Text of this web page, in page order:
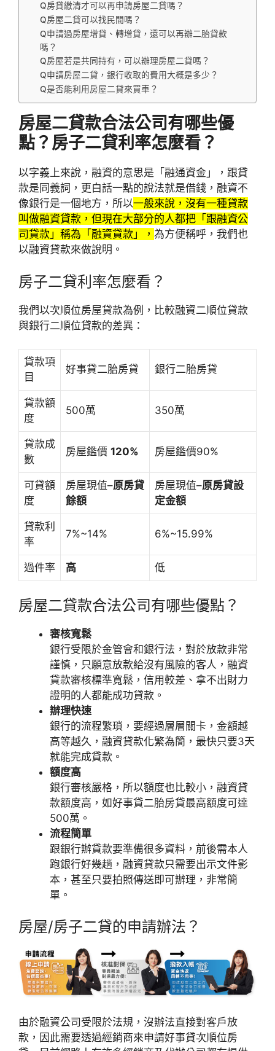
Q房貸繳清才可以再申請房屋二貸嗎？
Q房屋二貸可以找民間嗎？
Q申請過房屋增貸、轉增貸，還可以再辦二胎貸款
嗎？
Q房屋若是共同持有，可以辦理房屋二貸嗎？
Q申請房屋二貸，銀行收取的費用大概是多少？
Q是否能利用房屋二貸來買車？
房屋二貸款合法公司有哪些優
點？房子二貸利率怎麼看？
以字義上來說，融資的意思是「融通資金」，跟貸
款是同義詞，更白話一點的說法就是借錢，融資不
像銀行是一個地方，所以一般來說，沒有一種貸款
叫做融資貸款，但現在大部分的人都把「跟融資公
司貸款」稱為「融資貸款」， 為方便稱呼，我們也
以融資貸款來做說明。
房子二貸利率怎麼看？
我們以次順位房屋貸款為例，比較融資二順位貸款
與銀行二順位貸款的差異：
貸款項
目
好事貸二胎房貸 銀行二胎房貸
貸款額
度
500萬 350萬
貸款成
數
房屋鑑價 120% 房屋鑑價90%
可貸額
度
房屋現值–原房貸
餘額
房屋現值–原房貸設
定金額
貸款利
率
7%~14% 6%~15.99%
過件率 高 低
房屋二貸款合法公司有哪些優點？
審核寬鬆
銀行受限於金管會和銀行法，對於放款非常
謹慎，只願意放款給沒有風險的客人，融資
貸款審核標準寬鬆，信用較差、拿不出財力
證明的人都能成功貸款。
辦理快速
銀行的流程繁瑣，要經過層層關卡，金額越
高等越久，融資貸款化繁為簡，最快只要3天
就能完成貸款。
額度高
銀行審核嚴格，所以額度也比較小，融資貸
款額度高，如好事貸二胎房貸最高額度可達
500萬。
流程簡單
跟銀行辦貸款要準備很多資料，前後需本人
跑銀行好幾趟，融資貸款只需要出示文件影
本，甚至只要拍照傳送即可辦理，非常簡
單。
房屋/房子二貸的申請辦法？
由於融資公司受限於法規，沒辦法直接對客戶放
款，因此需要透過經銷商來申請好事貸次順位房